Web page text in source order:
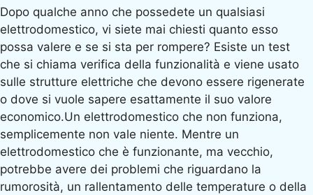
Dopo qualche anno che possedete un qualsiasi
elettrodomestico, vi siete mai chiesti quanto esso
possa valere e se si sta per rompere? Esiste un test
che si chiama verifica della funzionalità e viene usato
sulle strutture elettriche che devono essere rigenerate
o dove si vuole sapere esattamente il suo valore
economico.Un elettrodomestico che non funziona,
semplicemente non vale niente. Mentre un
elettrodomestico che è funzionante, ma vecchio,
potrebbe avere dei problemi che riguardano la
rumorosità, un rallentamento delle temperature o della